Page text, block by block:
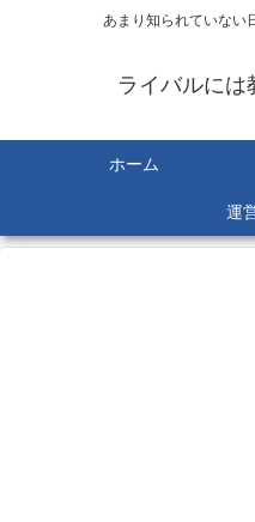
あまり知られていない
ライバルには
ホーム
運